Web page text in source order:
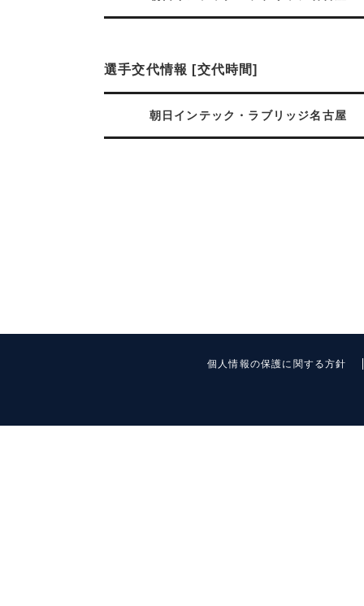
選手交代情報 [交代時間]
朝日インテック・ラブリッジ名古屋
個人情報の保護に関する方針